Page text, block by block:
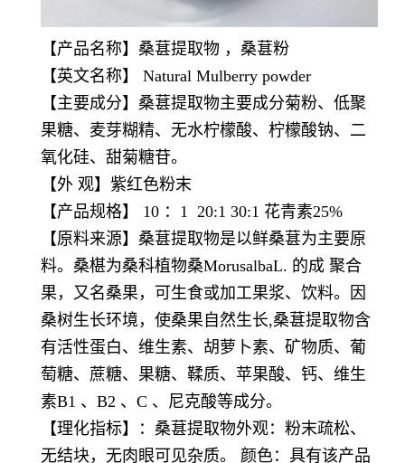
【产品名称】桑葚提取物 ，桑葚粉
【英文名称】 Natural Mulberry powder
【主要成分】桑葚提取物主要成分菊粉、低聚
果糖、麦芽糊精、无水柠檬酸、柠檬酸钠、二
氧化硅、甜菊糖苷。
【外 观】紫红色粉末
【产品规格】 10 ：1 20:1 30:1 花青素25%
【原料来源】桑葚提取物是以鲜桑葚为主要原
料。桑椹为桑科植物桑MorusalbaL. 的成 聚合
果，又名桑果，可生食或加工果浆、饮料。因
桑树生长环境，使桑果自然生长,桑葚提取物含
有活性蛋白、维生素、胡萝卜素、矿物质、葡
萄糖、蔗糖、果糖、鞣质、苹果酸、钙、维生
素B1 、B2 、C 、尼克酸等成分。
【理化指标】：桑葚提取物外观：粉末疏松、
无结块，无肉眼可见杂质。 颜色：具有该产品